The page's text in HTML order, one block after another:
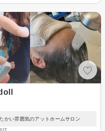
かい雰囲気のアットホームサロン